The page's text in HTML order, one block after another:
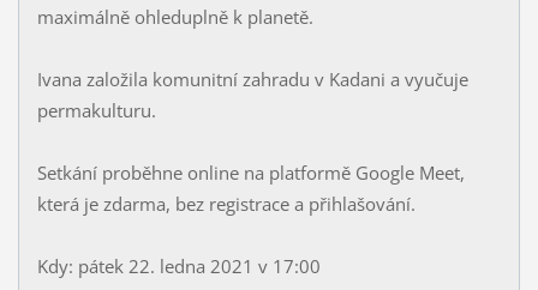
maximálně ohleduplně k planetě.
Ivana založila komunitní zahradu v Kadani a vyučuje
permakulturu.
Setkání proběhne online na platformě Google Meet,
která je zdarma, bez registrace a přihlašování.
Kdy: pátek 22. ledna 2021 v 17:00